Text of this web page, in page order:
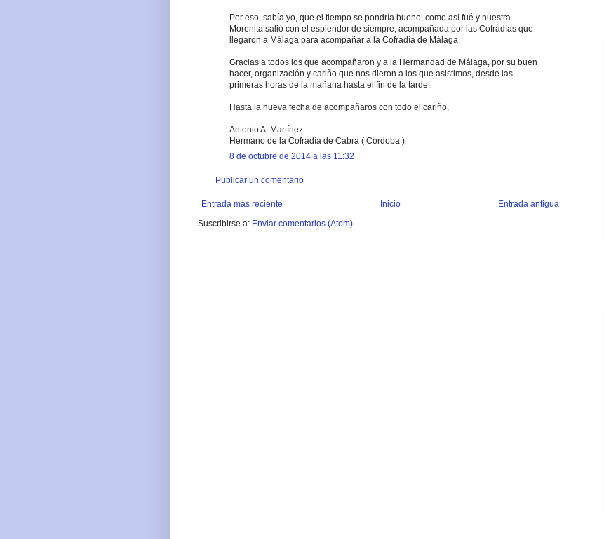
Por eso, sabía yo, que el tiempo se pondría bueno, como así fué y nuestra
Morenita salió con el esplendor de siempre, acompañada por las Cofradías que
llegaron a Málaga para acompañar a la Cofradía de Málaga.
Gracias a todos los que acompañaron y a la Hermandad de Málaga, por su buen
hacer, organización y cariño que nos dieron a los que asistimos, desde las
primeras horas de la mañana hasta el fin de la tarde.
Hasta la nueva fecha de acompañaros con todo el cariño,
Antonio A. Martínez
Hermano de la Cofradía de Cabra ( Córdoba )
8 de octubre de 2014 a las 11:32
Publicar un comentario
Entrada más reciente Entrada antigua
Inicio
Suscribirse a: Enviar comentarios (Atom)